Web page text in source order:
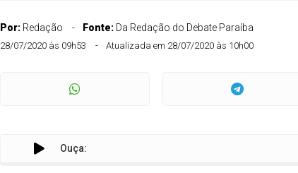
Por: Redação Fonte: Da Redação do Debate Paraíba
28/07/2020 às 09h53 Atualizada em 28/07/2020 às 10h00
Ouça: